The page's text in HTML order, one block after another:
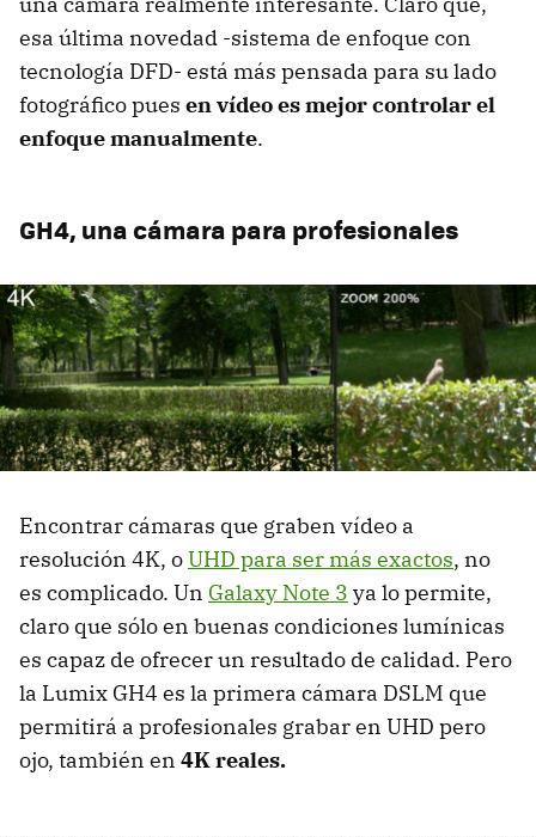
esa última novedad -sistema de enfoque con
tecnología DFD- está más pensada para su lado
fotográfico pues en vídeo es mejor controlar el
enfoque manualmente.
GH4, una cámara para profesionales
Encontrar cámaras que graben vídeo a
resolución 4K, oUHD para ser más exactos, no
es complicado. Un Galaxy Note 3 ya lo permite,
claro que sólo en buenas condiciones lumínicas
es capaz de ofrecer un resultado de calidad. Pero
la Lumix GH4 es la primera cámara DSLM que
permitirá a profesionales grabar en UHD pero
ojo, también en 4K reales.